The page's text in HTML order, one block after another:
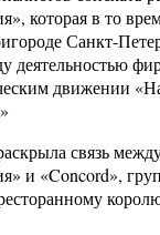
которая в то
Санкт-
деятельностью
движении
связь
и «Concord»,